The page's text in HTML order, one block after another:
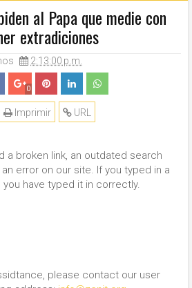
al Papa que medie con
extradiciones
2:13:00 p.m.
0
URL
Imprimir
a broken link, an outdated search
error on our site. If you typed in a
you have typed it in correctly.
please contact our user